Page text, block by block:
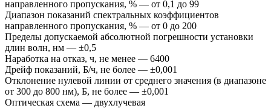
направленного пропускания, % — от 0,1 до 99
Диапазон показаний спектральных коэффициентов
направленного пропускания, % — от 0 до 200
Пределы допускаемой абсолютной погрешности установки
длин волн, нм — ±0,5
Наработка на отказ, ч, не менее — 6400
Дрейф показаний, Б/ч, не более — ±0,001
Отклонение нулевой линии от среднего значения (в диапазоне
от 300 до 800 нм), Б, не более — ±0,001
Оптическая схема — двухлучевая